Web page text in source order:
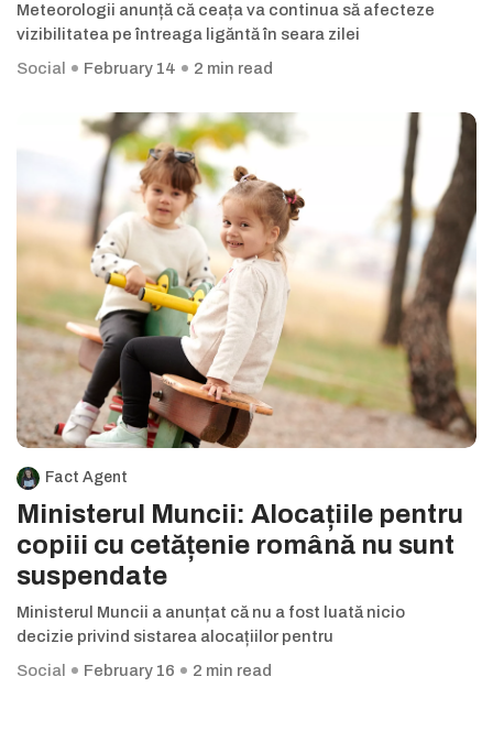
Meteorologii anunță că ceața va continua să afecteze
vizibilitatea pe întreaga ligăntă în seara zilei
Social
February 14 2 min read
Fact Agent
Ministerul Muncii: Alocațiile pentru
copiii cu cetățenie română nu sunt
suspendate
Ministerul Muncii a anunțat că nu a fost luată nicio
decizie privind sistarea alocațiilor pentru
Social
February 16 2 min read